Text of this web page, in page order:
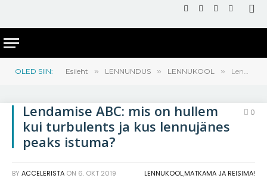
Facebook
X
(Twitter)
Instagram
YouTube
OLED SIIN: Esileht » LENNUNDUS » LENNUKOOL » Lendamise ABC: mis on hullem kui turbulents ja kus lennujänes peaks istuma?
Lendamise ABC: mis on hullem
kui turbulents ja kus lennujänes
peaks istuma?
0
BY ACCELERISTA ON 6. OKT 2019 LENNUKOOL,MATKAMA JA REISIMA!